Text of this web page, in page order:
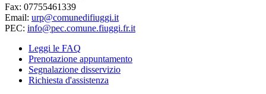
Fax: 07755461339
Email: urp@comunedifiuggi.it
PEC: info@pec.comune.fiuggi.fr.it
Leggi le FAQ
Prenotazione appuntamento
Segnalazione disservizio
Richiesta d'assistenza